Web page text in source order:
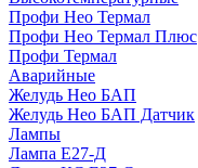
Профи Нео Термал
Профи Нео Термал Плюс
Профи Термал
Аварийные
Желудь Нео БАП
Желудь Нео БАП Датчик
Лампы
Лампа Е27-Д